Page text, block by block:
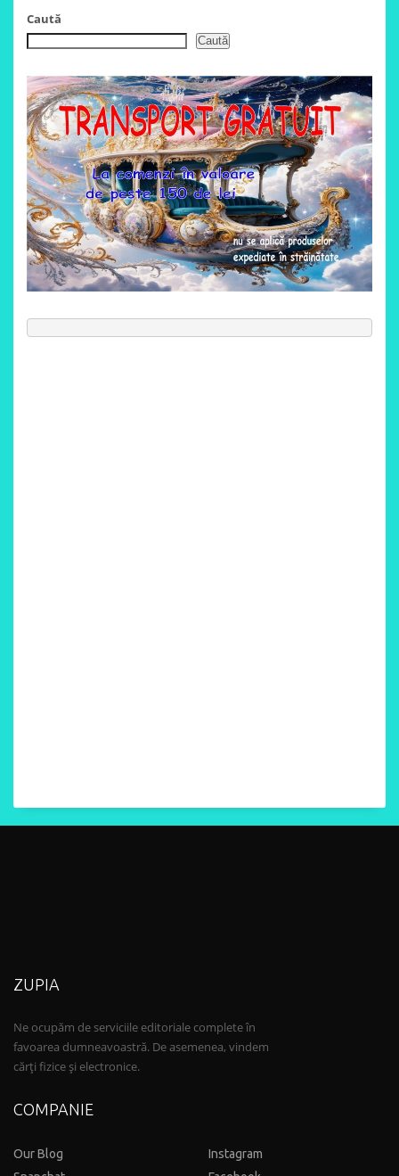
Caută
Caută
ZUPIA
Ne ocupăm de serviciile editoriale complete în
favoarea dumneavoastră. De asemenea, vindem
cărți fizice și electronice.
COMPANIE
Our Blog
Instagram